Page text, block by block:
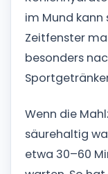
im Mund kann
Zeitfenster
besonders
Wenn die
säurehaltig
etwa 30–60